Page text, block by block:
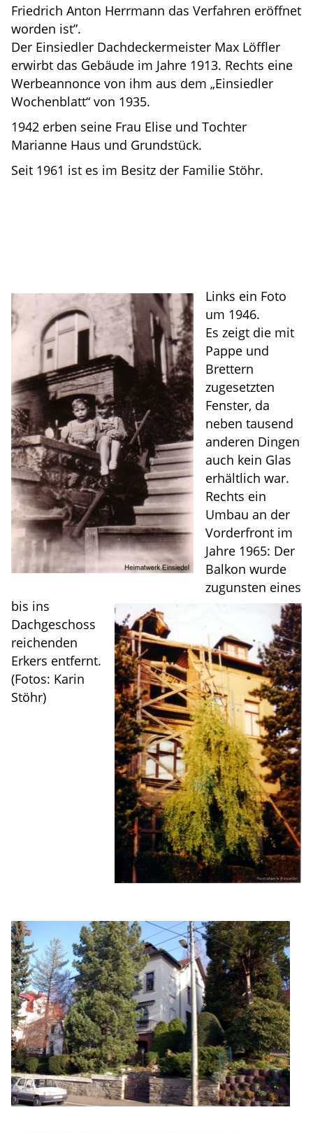
Friedrich Anton Herrmann das Verfahren eröffnet
worden ist”.
Der Einsiedler Dachdeckermeister Max Löffler
erwirbt das Gebäude im Jahre 1913. Rechts eine
Werbeannonce von ihm aus dem „Einsiedler
Wochenblatt“ von 1935.
1942 erben seine Frau Elise und Tochter
Marianne Haus und Grundstück.
Seit 1961 ist es im Besitz der Familie Stöhr.
Links ein Foto
um 1946.
Es zeigt die mit
Pappe und
Brettern
zugesetzten
Fenster, da
neben tausend
anderen Dingen
auch kein Glas
erhältlich war.
Rechts ein
Umbau an der
Vorderfront im
Jahre 1965: Der
Balkon wurde
zugunsten eines
bis ins
Dachgeschoss
reichenden
Erkers entfernt.
(Fotos: Karin
Stöhr)